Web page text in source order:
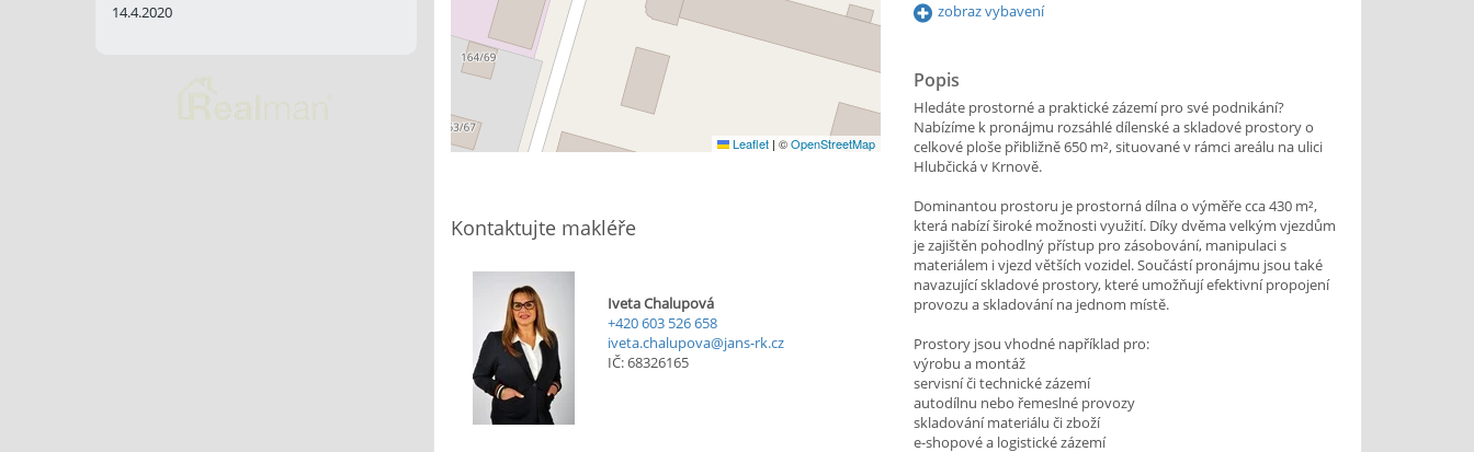
14.4.2020
Leaflet | ©OpenStreetMap
Kontaktujte makléře
Iveta Chalupová
+420 603 526 658
iveta.chalupova@jans-rk.cz
IČ: 68326165
zobraz vybavení
Popis
Hledáte prostorné a praktické zázemí pro své podnikání?
Nabízíme k pronájmu rozsáhlé dílenské a skladové prostory o
celkové ploše přibližně 650 m², situované v rámci areálu na ulici
Hlubčická v Krnově.
Dominantou prostoru je prostorná dílna o výměře cca 430 m²,
která nabízí široké možnosti využití. Díky dvěma velkým vjezdům
je zajištěn pohodlný přístup pro zásobování, manipulaci s
materiálem i vjezd větších vozidel. Součástí pronájmu jsou také
navazující skladové prostory, které umožňují efektivní propojení
provozu a skladování na jednom místě.
Prostory jsou vhodné například pro:
výrobu a montáž
servisní či technické zázemí
autodílnu nebo řemeslné provozy
skladování materiálu či zboží
e-shopové a logistické zázemí